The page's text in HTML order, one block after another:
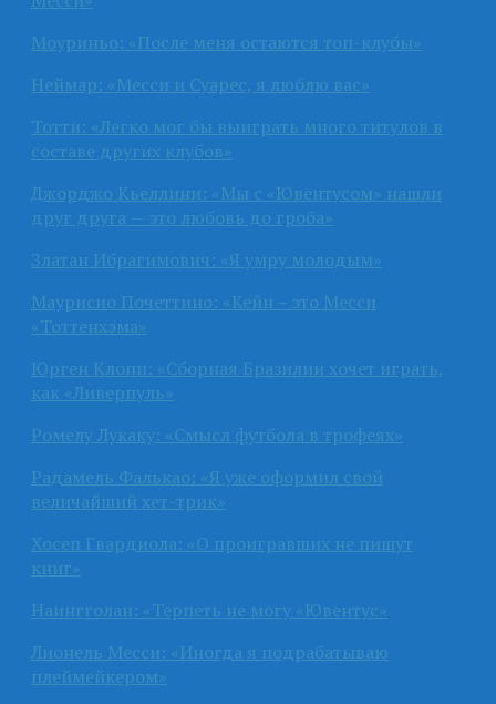
Моуриньо: «После меня остаются топ-клубы»
Неймар: «Месси и Суарес, я люблю вас»
Тотти: «Легко мог бы выиграть много титулов в
составе других клубов»
Джорджо Кьеллини: «Мы с «Ювентусом» нашли
друг друга — это любовь до гроба»
Златан Ибрагимович: «Я умру молодым»
Маурисио Почеттино: «Кейн – это Месси
«Тоттенхэма»
Юрген Клопп: «Сборная Бразилии хочет играть,
как «Ливерпуль»
Ромелу Лукаку: «Смысл футбола в трофеях»
Радамель Фалькао: «Я уже оформил свой
величайший хет-трик»
Хосеп Гвардиола: «О проигравших не пишут
книг»
Наингголан: «Терпеть не могу «Ювентус»
Лионель Месси: «Иногда я подрабатываю
плеймейкером»